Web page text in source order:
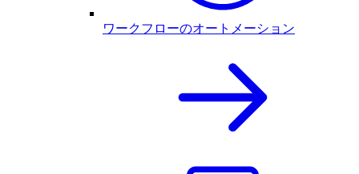
ワークフローのオートメーション